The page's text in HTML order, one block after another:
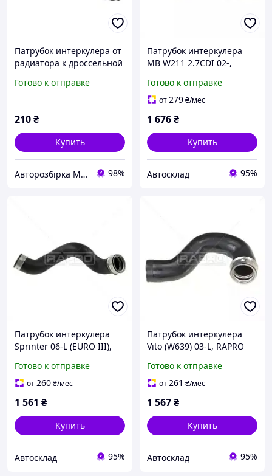
Патрубок интеркулера от
радиатора к дроссельной
MERCEDES-BENZ E-Klasse
Готово к отправке
210₴
Купить
Авторозбірка Мікроавтобусів 98%
Патрубок интеркулера
MB W211 2.7CDI 02-,
Готово к отправке
от279₴/мес
1 676₴
Купить
Автосклад 95%
Патрубок интеркулера
Sprinter 06-L (EURO III),
Готово к отправке
от260₴/мес
1 561 ₴
Купить
Автосклад 95%
Патрубок интеркулера
Vito (W639) 03-L, RAPRO
Готово к отправке
от261 ₴/мес
1 567₴
Купить
Автосклад 95%